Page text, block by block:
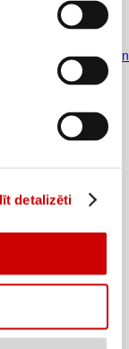
detalizēti
Caries Protection